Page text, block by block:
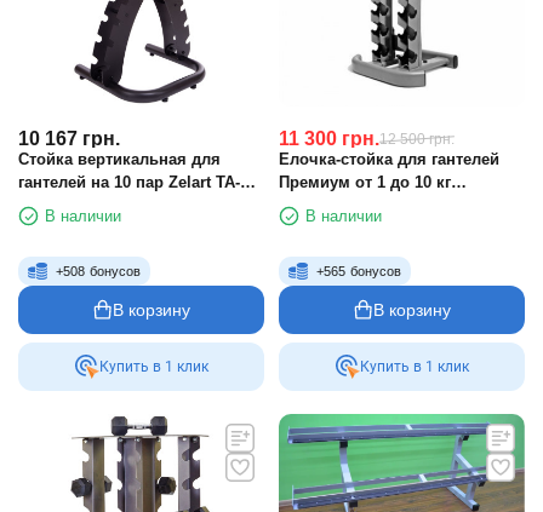
10 167 грн.
Стойка вертикальная для
гантелей на 10 пар Zelart TA-
2652
В наличии
+508 бонусов
В корзину
Купить в 1 клик
11 300 грн.12 500 грн.
Елочка-стойка для гантелей
Премиум от 1 до 10 кг
Fitnessport DR 16
В наличии
+565 бонусов
В корзину
Купить в 1 клик